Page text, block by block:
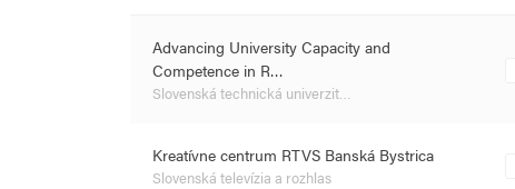
Advancing University Capacity and
Competence in R…
Slovenská technická univerzit…
Kreatívne centrum RTVS Banská Bystrica
Slovenská televízia a rozhlas